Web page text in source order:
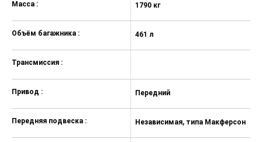
опрокидывания (ARP)
экстренном торможении (ESS)
торможении (EBA)
подъеме (HАC) и при движении под
уклон (HDC)
Масса :
Объём багажника :
Трансмиссия :
Привод :
Передняя подвеска :
1790 кг
461 л
Передний
Независимая, типа Макферсон